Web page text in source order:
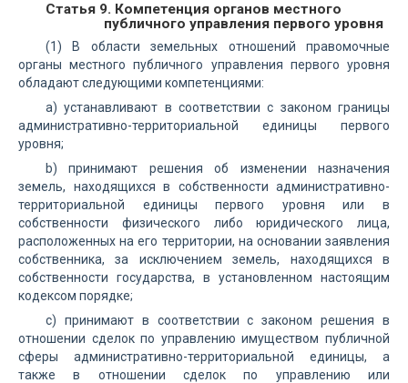
Статья 9. Компетенция органов местного
публичного управления первого уровня
(1) В области земельных отношений правомочные
органы местного публичного управления первого уровня
обладают следующими компетенциями:
а) устанавливают в соответствии с законом границы
административно-территориальной единицы первого
уровня;
b) принимают решения об изменении назначения
земель, находящихся в собственности административно-
территориальной единицы первого уровня или в
собственности физического либо юридического лица,
расположенных на его территории, на основании заявления
собственника, за исключением земель, находящихся в
собственности государства, в установленном настоящим
кодексом порядке;
с) принимают в соответствии с законом решения в
отношении сделок по управлению имуществом публичной
сферы административно-территориальной единицы, а
также в отношении сделок по управлению или